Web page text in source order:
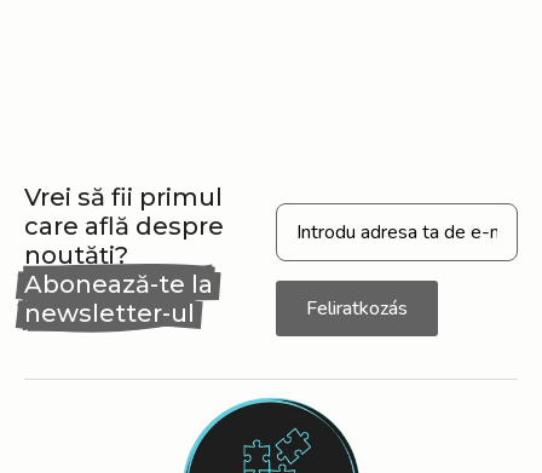
Vrei să fii primul
care află despre
noutăți?
Abonează-te la
newsletter-ul
nostru
Feliratkozás